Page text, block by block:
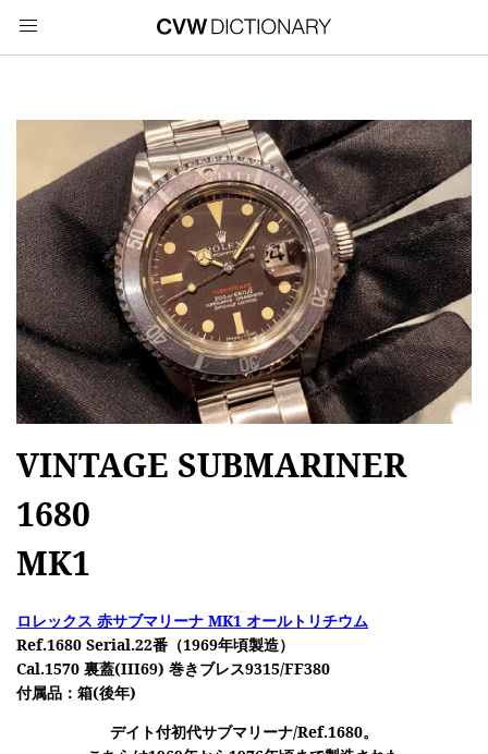
VINTAGE SUBMARINER
1680
MK1
ロレックス 赤サブマリーナ MK1 オールトリチウム
Ref.1680 Serial.22番（1969年頃製造）
Cal.1570 裏蓋(III69) 巻きブレス9315/FF380
付属品：箱(後年)
デイト付初代サブマリーナ/Ref.1680。